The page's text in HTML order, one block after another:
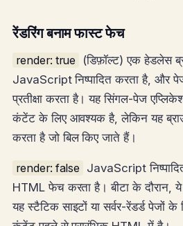
रेंडरिंग बनाम फास्ट फेच
render: true
(डिफ़ॉल्ट) एक हेडलेस
JavaScript निष्पादित करता है, और
प्रतीक्षा करता है। यह सिंगल-पेज
कंटेंट के लिए आवश्यक है, लेकिन यह
करता है जो बिल किए जाते हैं।
render: false JavaScript
HTML फेच करता है। बीटा के दौरान,
यह स्टैटिक साइटों या सर्वर-रेंडर्ड पेजों के